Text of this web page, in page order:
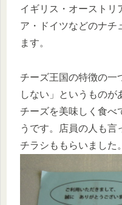
イギリス・オーストリ
ア・ドイツなどのナチ
ます。
チーズ王国の特徴の一
しない」というもの
チーズを美味しく食べ
うです。店員の人も言
チラシももらいました。